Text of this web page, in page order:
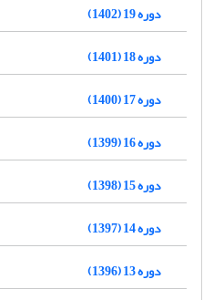
دوره 19 (1402)
دوره 18 (1401)
دوره 17 (1400)
دوره 16 (1399)
دوره 15 (1398)
دوره 14 (1397)
دوره 13 (1396)